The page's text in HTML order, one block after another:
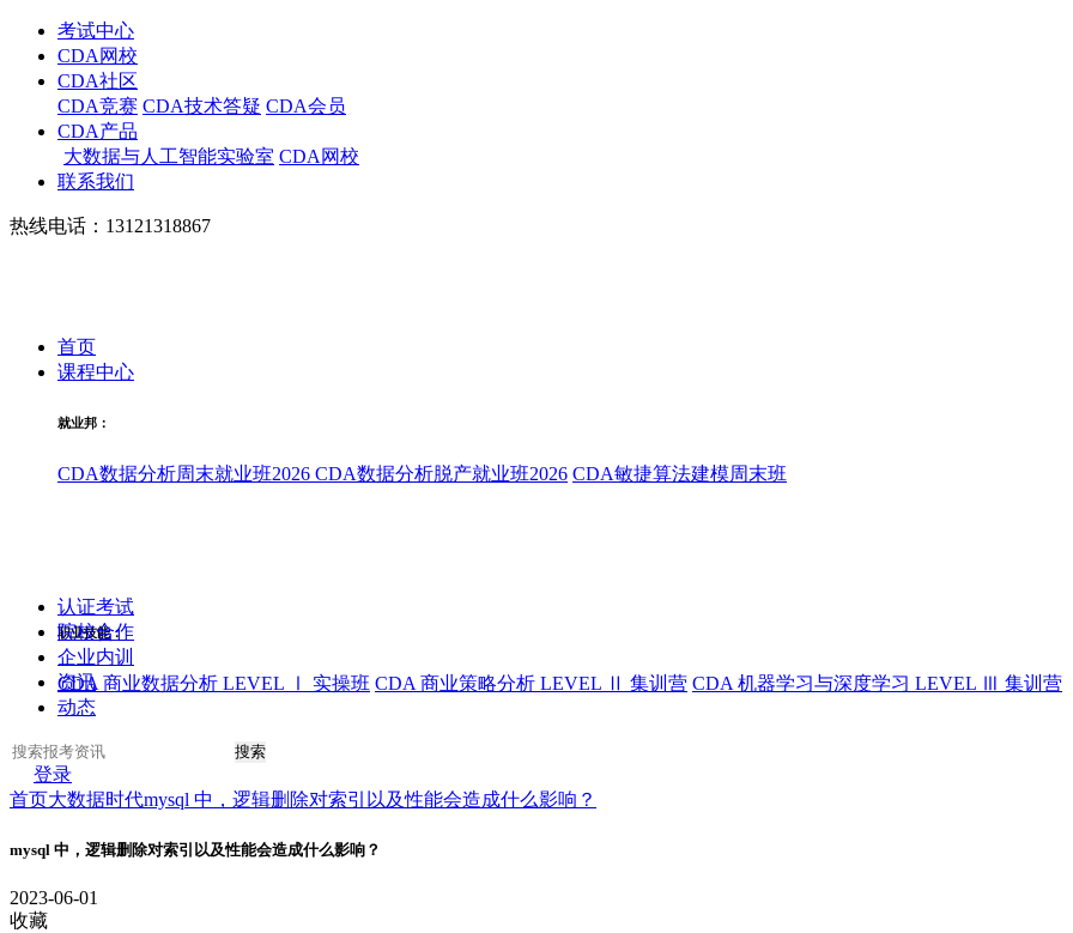
考试中心
CDA网校
CDA社区
CDA竞赛 CDA技术答疑 CDA会员
CDA产品
大数据与人工智能实验室 CDA网校
联系我们
热线电话：13121318867
首页
课程中心
就业邦：
CDA数据分析周末就业班2026 CDA数据分析脱产就业班2026 CDA敏捷算法建模周末班
职业技能：
CDA 商业数据分析 LEVEL Ⅰ 实操班 CDA 商业策略分析 LEVEL Ⅱ 集训营 CDA 机器学习与深度学习 LEVEL Ⅲ 集训营
认证考试
院校合作
企业内训
资讯
动态
搜索
登录
首页大数据时代mysql 中，逻辑删除对索引以及性能会造成什么影响？
mysql 中，逻辑删除对索引以及性能会造成什么影响？
2023-06-01
收藏